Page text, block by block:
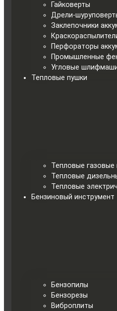
Гайковерты
Дрели-
Заклепочники
Перфораторы
Промышленные
Угловые
Тепловые пушки
Тепловые газовые
Тепловые
Тепловые
Бензиновый инструмент
Бензопилы
Бензорезы
Виброплиты